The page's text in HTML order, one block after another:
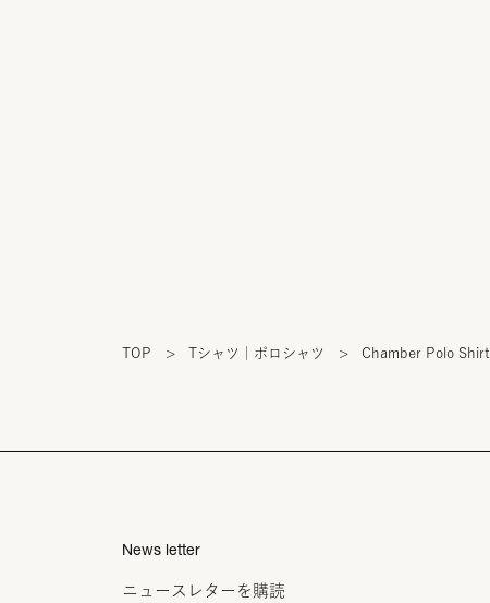
TOP > Tシャツ｜ポロシャツ > Chamber Polo Shirt
News letter
ニュースレターを購読